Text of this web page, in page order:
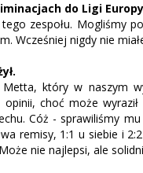
do Ligi
zespołu. Mogliśmy
Wcześniej nigdy nie
który w naszym
choć może
Cóż - sprawiliśmy
remisy, 1:1 u siebie i
nie najlepsi, ale